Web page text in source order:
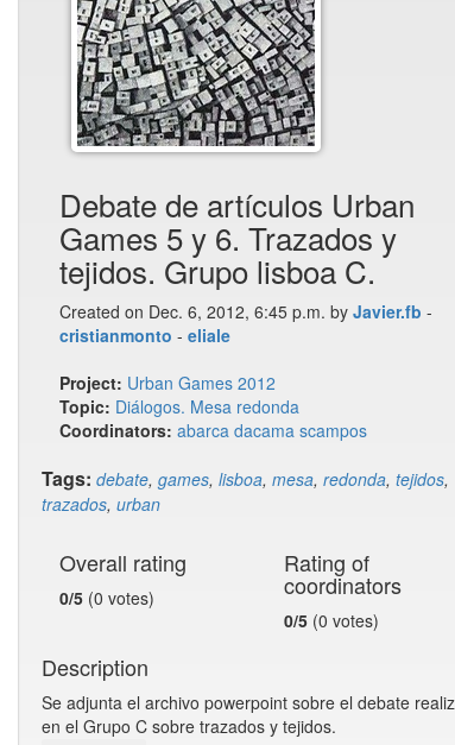
Debate de artículos Urban
Games 5 y 6. Trazados y
tejidos. Grupo lisboa C.
Created on Dec. 6, 2012, 6:45 p.m. by Javier.fb -
cristianmonto - eliale
Project: Urban Games 2012
Topic: Diálogos. Mesa redonda
Coordinators: abarca dacama scampos
Tags: debate, games, lisboa, mesa, redonda, tejidos,
trazados, urban
Overall rating
0/5 (0 votes)
Rating of
coordinators
0/5 (0 votes)
Description
Se adjunta el archivo powerpoint sobre el debate
en el Grupo C sobre trazados y tejidos.